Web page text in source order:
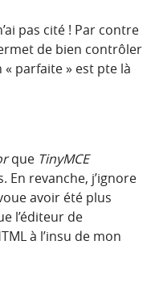
pas cité ! Par contre
de bien contrôler
parfaite » est pte là
que TinyMCE
revanche, j’ignore
avoir été plus
l’éditeur de
à l’insu de mon